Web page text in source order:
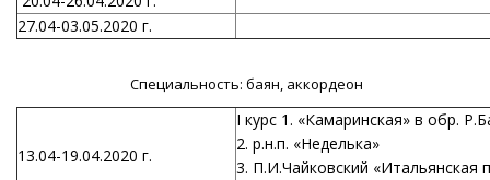
27.04-03.05.2020 г.
Специальность: баян, аккордеон
13.04-19.04.2020 г.
I курс 1. «Камаринская» в обр.
2. р.н.п. «Неделька»
3. П.И.Чайковский «Итальянская